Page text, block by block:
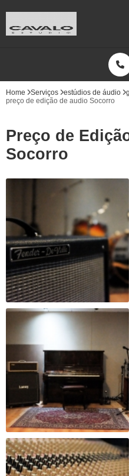
Home Serviços estúdios de áudio
preço de edição de audio Socorro
Preço de
Socorro